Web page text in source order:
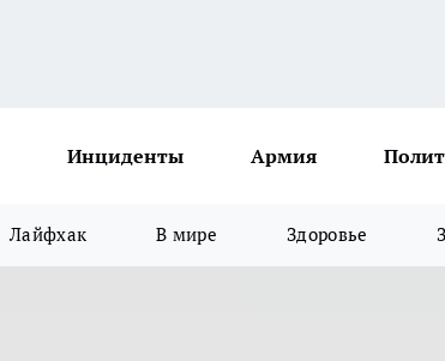
Инциденты Армия
Лайфхак В мире Здоровье